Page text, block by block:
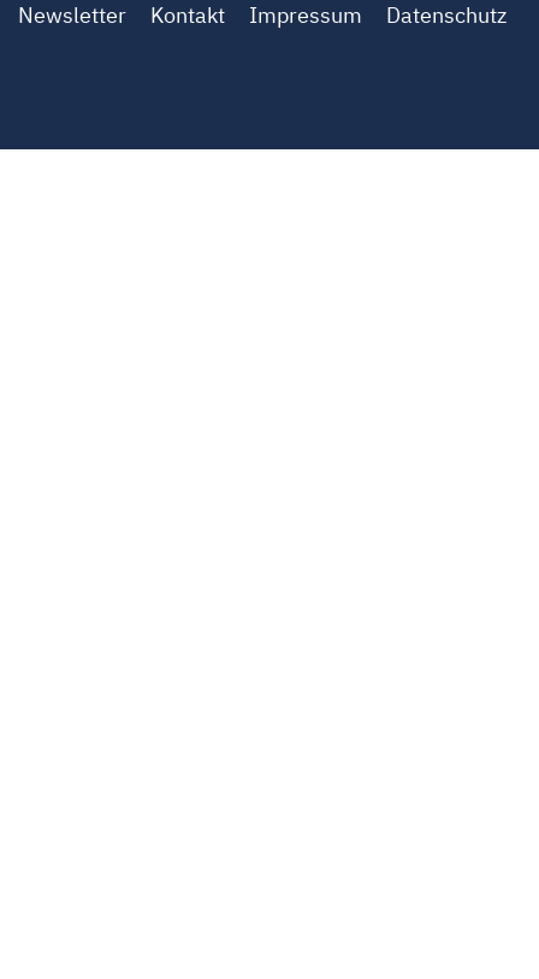
Newsletter Kontakt Impressum Datenschutz